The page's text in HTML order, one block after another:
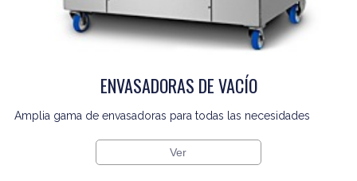
ENVASADORAS DE VACÍO
Amplia gama de envasadoras para todas las necesidades
Ver